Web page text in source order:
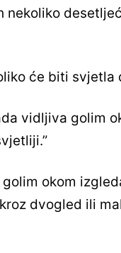
nekoliko
će biti svjetla
vidljiva golim
okom
dvogled ili